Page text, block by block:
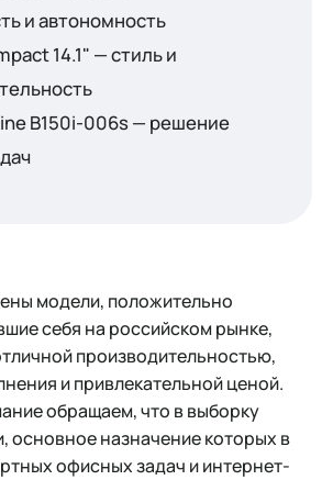
и автономность
14.1" — стиль и
B150i-006s — решение
модели, положительно
себя на российском рынке,
производительностью,
и привлекательной ценой.
обращаем, что в выборку
основное назначение которых в
офисных задач и интернет-